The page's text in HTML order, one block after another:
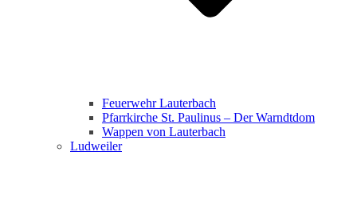
Feuerwehr Lauterbach
Pfarrkirche St. Paulinus – Der Warndtdom
Wappen von Lauterbach
Ludweiler